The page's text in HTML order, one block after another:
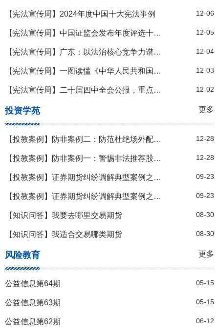
【宪法宣传周】2024年度中国十大宪法事例 12-06
【宪法宣传周】中国证监会发布年度评选十大投资者保护典型案例 12-05
【宪法宣传周】广东：以法治核心竞争力谱写发展新“粤”章 12-04
【宪法宣传周】一图读懂《中华人民共和国法治宣传教育法》 12-03
【宪法宣传周】二十届四中全会公报，重点来了 12-02
投资学苑 更多
【投教案例】防非案例二：防范杜绝场外配资炒股 12-28
【投教案例】防非案例一：警惕非法推荐股票陷阱 12-28
【投教案例】证券期货纠纷调解典型案例之十五---证券营业部未及时关注客户调佣异常情况 09-23
【投教案例】证券期货纠纷调解典型案例之十四-----“行业调解+司法确认”----陈某与某证券公司的客户服务纠纷 09-23
【知识问答】我要去哪里交易期货 08-30
【知识问答】我适合交易哪类期货 08-30
风险教育 更多
公益信息第64期 05-15
公益信息第63期 05-15
公益信息第62期 06-12